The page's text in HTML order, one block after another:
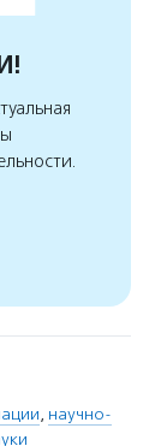
, научно-